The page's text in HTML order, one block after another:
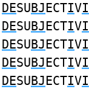
DESUBJECTIVI
DESUBJECTIVI
DESUBJECTIVI
DESUBJECTIVI
DESUBJECTIVI